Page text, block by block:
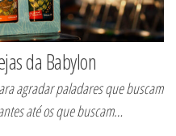
da Babylon
agradar paladares que buscam
até os que buscam…